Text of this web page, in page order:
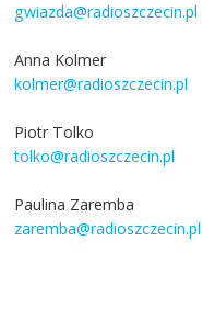
gwiazda@radioszczecin.pl
Anna Kolmer
kolmer@radioszczecin.pl
Piotr Tolko
tolko@radioszczecin.pl
Paulina Zaremba
zaremba@radioszczecin.pl